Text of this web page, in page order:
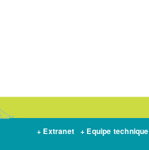
+ Extranet + Equipe technique